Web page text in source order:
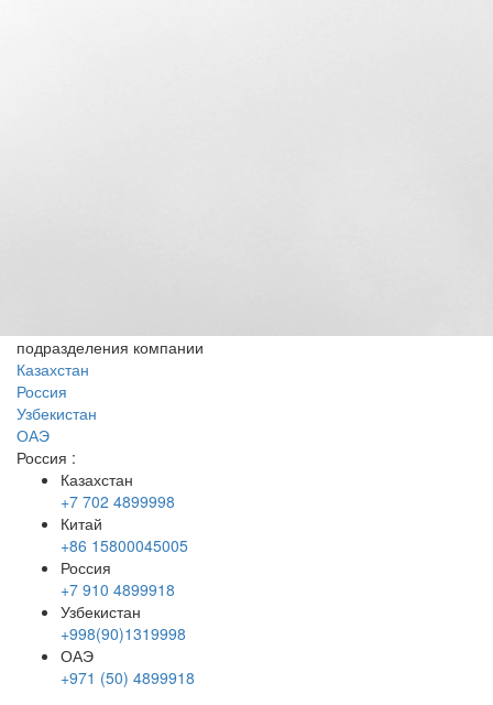
подразделения компании
Казахстан
Россия
Узбекистан
ОАЭ
Россия :
Казахстан
+7 702 4899998
Китай
+86 15800045005
Россия
+7 910 4899918
Узбекистан
+998(90)1319998
ОАЭ
+971 (50) 4899918